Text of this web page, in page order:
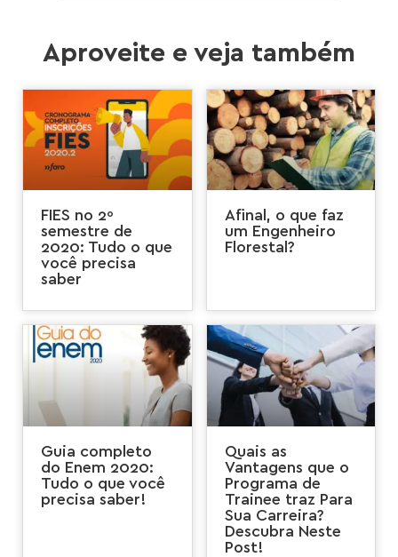
Aproveite e veja também
FIES no 2º
semestre de
2020: Tudo o que
você precisa
saber
Afinal, o que faz
um Engenheiro
Florestal?
Guia completo
do Enem 2020:
Tudo o que você
precisa saber!
Quais as
Vantagens que o
Programa de
Trainee traz Para
Sua Carreira?
Descubra Neste
Post!